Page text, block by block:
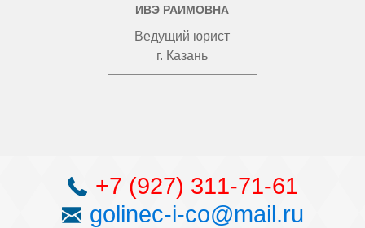
ИВЭ РАИМОВНА
Ведущий юрист
г. Казань
+7 (927) 311-71-61
golinec-i-co@mail.ru